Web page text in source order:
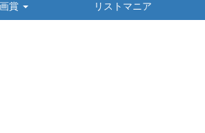
賞 リストマニア